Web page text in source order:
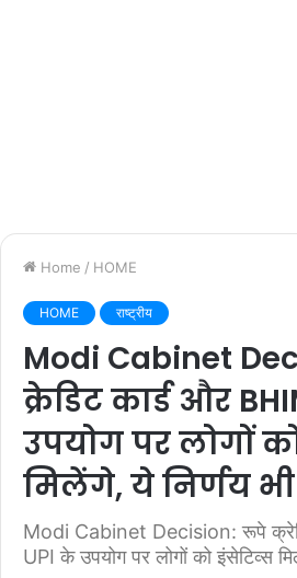
Home / HOME
HOME राष्ट्रीय
Modi Cabinet
क्रेडिट कार्ड और
उपयोग पर लोगों
मिलेंगे, ये निर्णय
Modi Cabinet Decision: रूपे
UPI के उपयोग पर लोगों को इंसेटिव्स